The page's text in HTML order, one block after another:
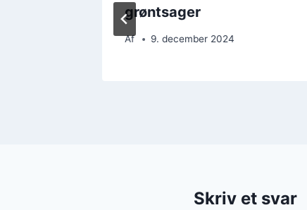
grøntsager
Af 9. december 2024
Skriv et svar